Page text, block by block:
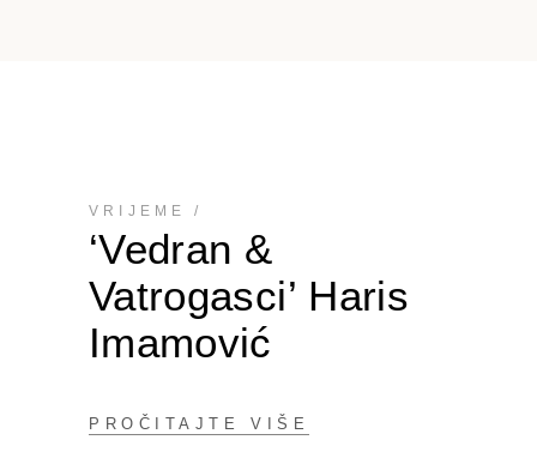
VRIJEME
‘Vedran &
Vatrogasci’ Haris
Imamović
PROČITAJTE VIŠE